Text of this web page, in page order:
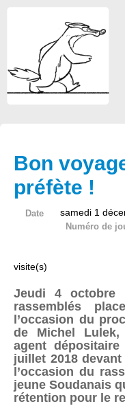
Bon
préfète !
Date samedi 1
Numéro de
visite(s)
Jeudi 4 octobre
rassemblés
l’occasion du
de Michel
agent
juillet 2018
l’occasion du
jeune Soudanais
rétention pour le